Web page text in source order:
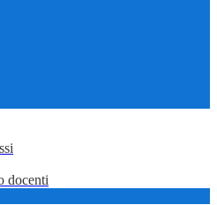
docenti